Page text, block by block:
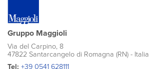
Gruppo Maggioli
Via del Carpino, 8
47822 Santarcangelo di Romagna (RN) - Italia
Tel: +39 0541 628111